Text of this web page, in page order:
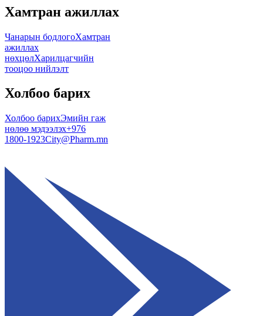
Хамтран ажиллах
Чанарын бодлогоХамтран
ажиллах
нөхцөлХарилцагчийн
тооцоо нийлэлт
Холбоо барих
Холбоо барихЭмийн гаж
нөлөө мэдээлэх+976
1800-1923City@Pharm.mn